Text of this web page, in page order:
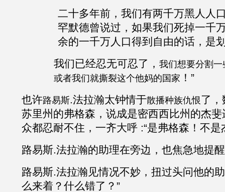
二十多年前，我们有两千万黑人人
罕默德曾说过，如果我们死掉一千
余的一千万人口得到自由的话，是
我们已经忍无可忍了， 我们想要分割
或者我们就撕裂这个他妈的国家 ！”
也许路易斯.法拉瀚太钟情于散播种族仇恨了，
苏里州的弗格森，说成是密西西比州的杰斐
众都忍耐不住，一齐大呼 :“是弗格森！不是
路易斯.法拉瀚的助理在旁边，也焦急地提
路易斯.法拉瀚 见情况不妙，扭过头问他的
么来着？什么错了？”